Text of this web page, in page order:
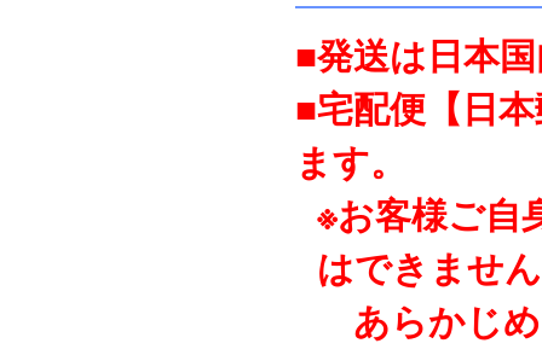
■発送は日本
■宅配便【日
ます。
※お客様ご自
はできませ
あらかじ